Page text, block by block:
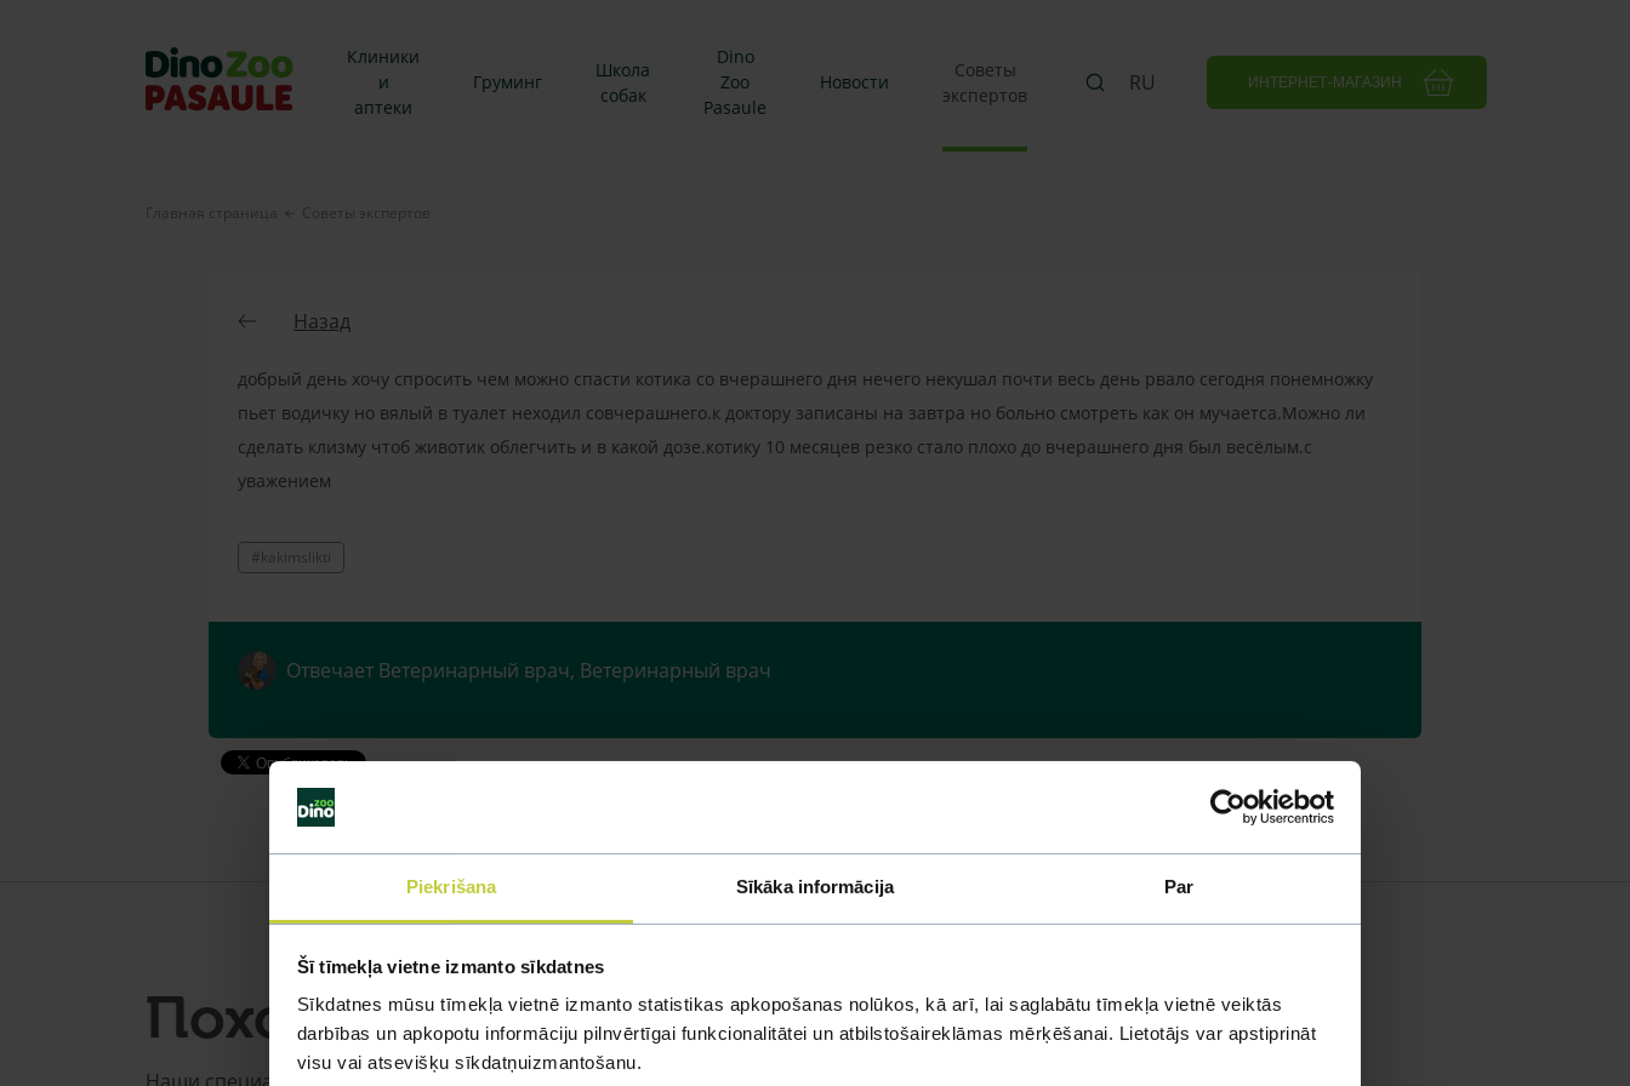
Piekrišana Sīkāka informācija Par
Šī tīmekļa vietne izmanto sīkdatnes
Sīkdatnes mūsu tīmekļa vietnē izmanto statistikas apkopošanas nolūkos, kā arī, lai saglabātu tīmekļa vietnē veiktās
darbības un apkopotu informāciju pilnvērtīgai funkcionalitātei un atbilstošaireklāmas mērķēšanai. Lietotājs var apstiprināt
visu vai atsevišķu sīkdatņuizmantošanu.
Клиники
и
аптеки
Груминг
Школа
собак
Dino
Zoo
Pasaule
Новости
Советы
экспертов
RU ИНТЕРНЕТ-МАГАЗИН
Главная страница Советы экспертов
Назад
добрый день хочу спросить чем можно спасти котика со вчерашнего дня нечего некушал почти весь день рвало сегодня понемножку
пьет водичку но вялый в туалет неходил совчерашнего.к доктору записаны на завтра но больно смотреть как он мучаетса.Можно ли
сделать клизму чтоб животик облегчить и в какой дозе.котику 10 месяцев резко стало плохо до вчерашнего дня был весёлым.с
уважением
#kakimslikti
Отвечает Ветеринарный врач, Ветеринарный врач
Похожие вопросы